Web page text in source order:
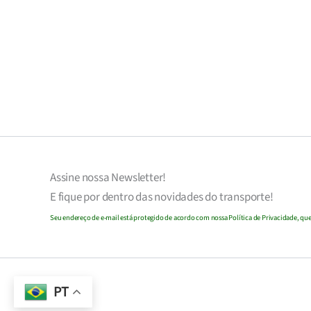
Assine nossaNewsletter!
E fique por dentro das novidades do transporte!
Seu endereço de e-mailestáprotegido de acordo com nossa Política de Privacidade,
PT